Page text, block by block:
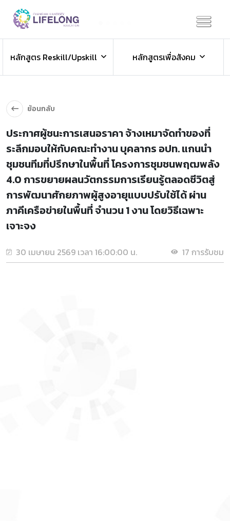
ข่าวประชาสัมพันธ์
ข่าวสารองค์กร ข่าวสารกิจกรรม
หลักสูตร Reskill/Upskill
หลักสูตรเพื่อสังคม
ย้อนกลับ
ประกาศผู้ชนะการเสนอราคา จ้างเหมาจัดทำของที่
ระลึกมอบให้กับคณะทำงาน บุคลากร อปท. แกนนำ
ชุมชนทีมที่ปรึกษาในพื้นที่ โครงการชุมชนพฤฒพลัง
4.0 การขยายผลนวัตกรรมการเรียนรู้ตลอดชีวิตสู่
การพัฒนาศักยภาพผู้สูงอายุแบบปรับใช้ได้ ผ่าน
ภาคีเครือข่ายในพื้นที่ จำนวน 1 งาน โดยวิธีเฉพาะ
เจาะจง
30 เมษายน 2569 เวลา 16:00:00 น. 17 การรับชม